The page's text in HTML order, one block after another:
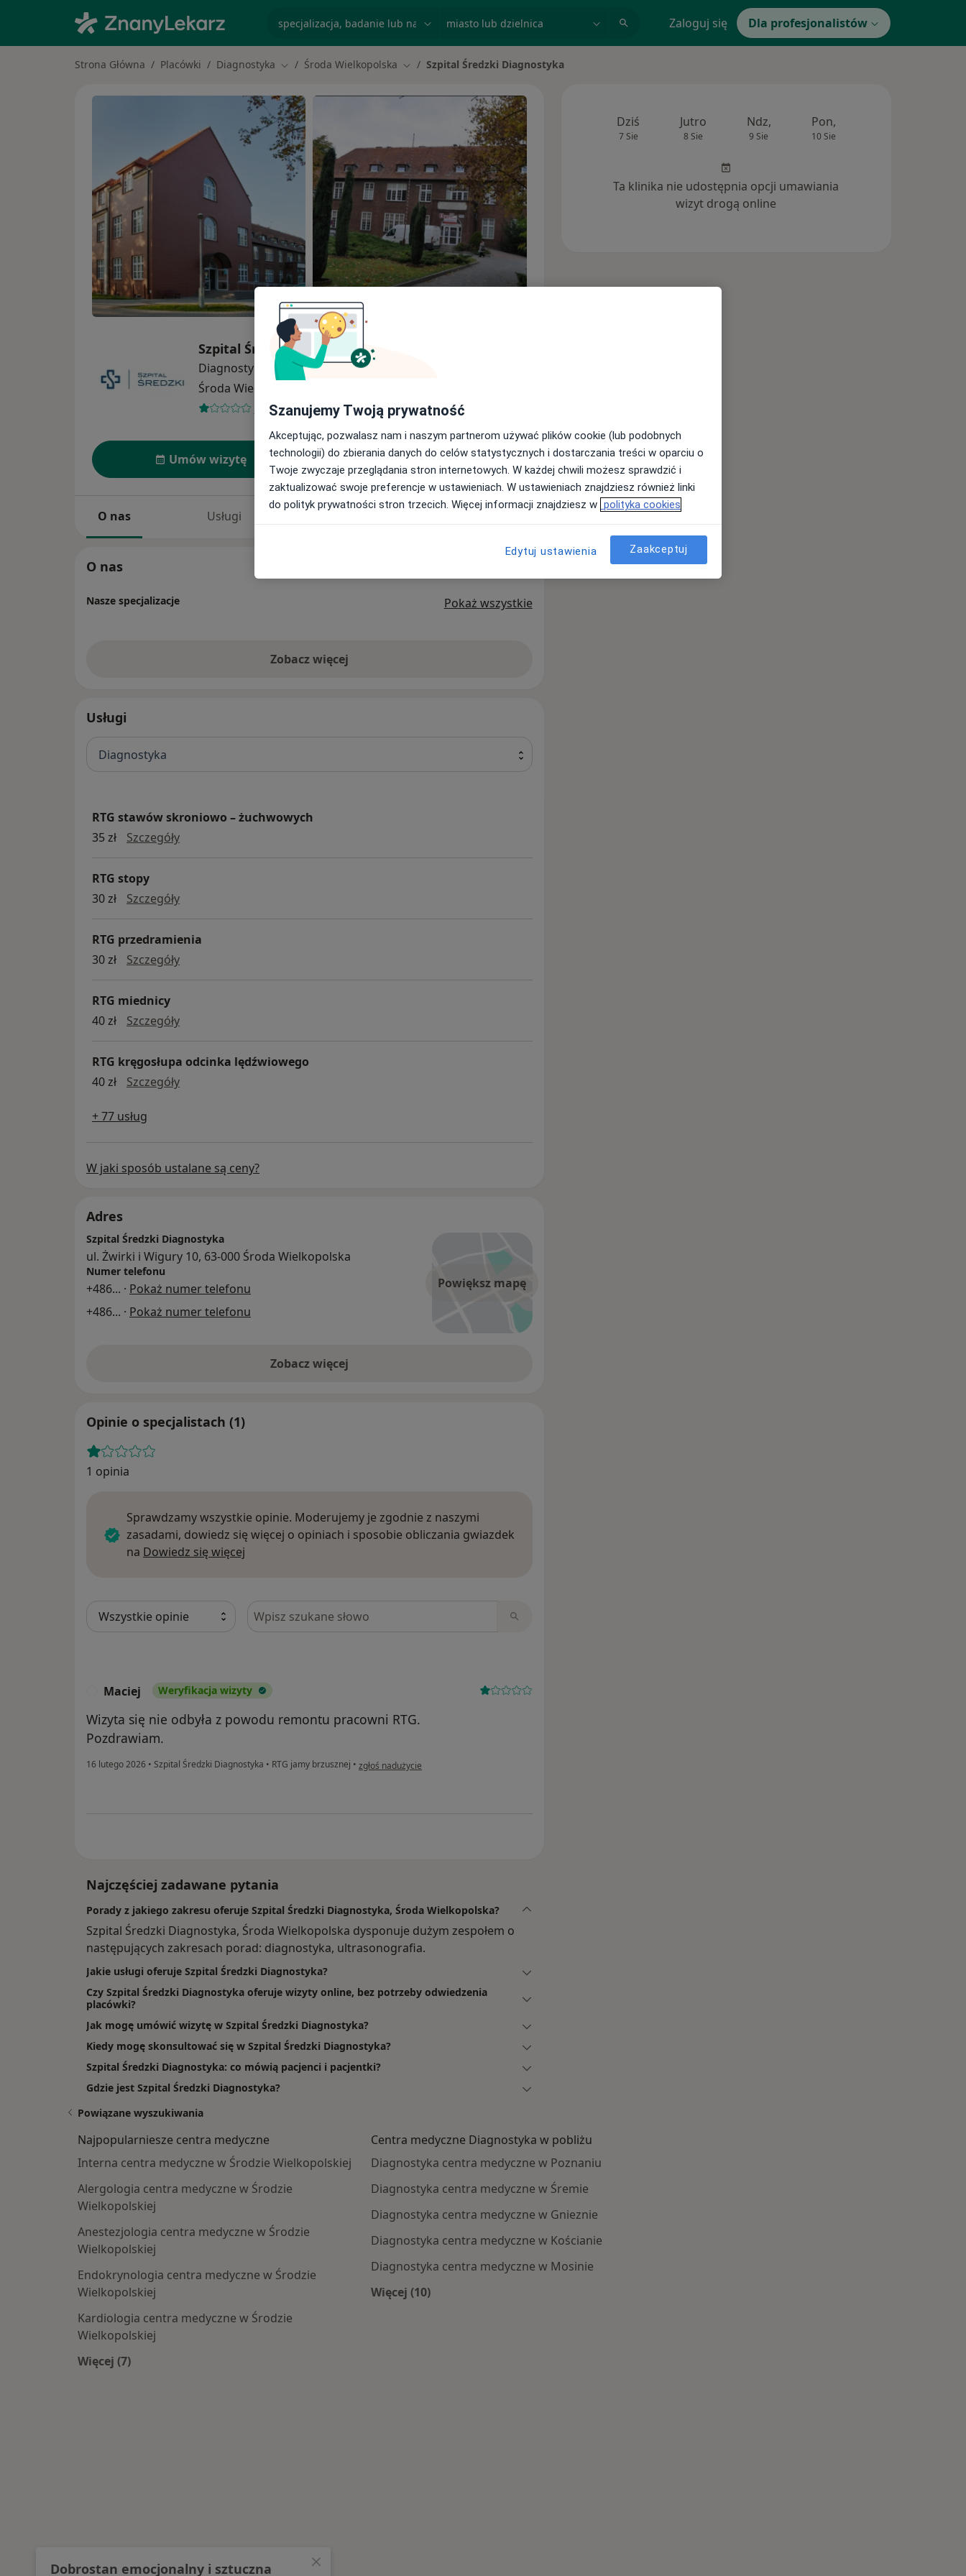
Zaloguj się Dla profesjonalistów
Strona Główna Placówki Diagnostyka Zmień miasto
Środa Wielkopolska Zmień miasto
Szpital Średzki Diagnostyka
Szpital Średzki Diagnostyka
Diagnostyka
więcej
Środa Wielkopolska
1 opinia
Umów wizytę Wyślij wiadomość
O nas Usługi
O nas
Nasze specjalizacje Pokaż wszystkie
Zobacz więcej
Usługi
Diagnostyka
RTG stawów skroniowo – żuchwowych
35 zł
SzczegółyRTG stawów skroniowo – żuchwowych
RTG stopy
30 zł
SzczegółyRTG stopy
RTG przedramienia
30 zł
SzczegółyRTG przedramienia
RTG miednicy
40 zł
SzczegółyRTG miednicy
RTG kręgosłupa odcinka lędźwiowego
40 zł
SzczegółyRTG kręgosłupa odcinka lędźwiowego
+ 77 usług
W jaki sposób ustalane są ceny?
Adres
Powiększ mapę
Szpital Średzki Diagnostyka
ul. Żwirki i Wigury 10, 63-000 Środa Wielkopolska
Numer telefonu
+486... · Pokaż numer telefonu
+486... · Pokaż numer telefonu
Zobacz więcej
Opinie o specjalistach (1)
1 opinia
Sprawdzamy wszystkie opinie. Moderujemy je zgodnie z naszymi
zasadami, dowiedz się więcej o opiniach i sposobie obliczania gwiazdek
na Dowiedz się więcej
Szukaj w opiniach
Maciej Weryfikacja wizyty
Wizyta się nie odbyła z powodu remontu pracowni RTG.
Pozdrawiam.
16 lutego 2026 • Szpital Średzki Diagnostyka • RTG jamy brzusznej • w opinii użytkownika Maciej
zgłoś nadużycie
Najczęściej zadawane pytania
Porady z jakiego zakresu oferuje Szpital Średzki Diagnostyka, Środa Wielkopolska?
Szpital Średzki Diagnostyka, Środa Wielkopolska dysponuje dużym zespołem o
następujących zakresach porad: diagnostyka, ultrasonografia.
Jakie usługi oferuje Szpital Średzki Diagnostyka?
Czy Szpital Średzki Diagnostyka oferuje wizyty online, bez potrzeby odwiedzenia
placówki?
Jak mogę umówić wizytę w Szpital Średzki Diagnostyka?
Kiedy mogę skonsultować się w Szpital Średzki Diagnostyka?
Szpital Średzki Diagnostyka: co mówią pacjenci i pacjentki?
Gdzie jest Szpital Średzki Diagnostyka?
Dziś
7 Sie
Jutro
8 Sie
Ndz,
9 Sie
Pon,
10 Sie
Ta klinika nie udostępnia opcji umawiania
wizyt drogą online
Powiązane wyszukiwania
Najpopularniesze centra medyczne
Interna centra medyczne w Środzie Wielkopolskiej
Alergologia centra medyczne w Środzie
Wielkopolskiej
Anestezjologia centra medyczne w Środzie
Wielkopolskiej
Endokrynologia centra medyczne w Środzie
Wielkopolskiej
Kardiologia centra medyczne w Środzie
Wielkopolskiej
Więcej (7)
Centra medyczne Diagnostyka w pobliżu
Diagnostyka centra medyczne w Poznaniu
Diagnostyka centra medyczne w Śremie
Diagnostyka centra medyczne w Gnieznie
Diagnostyka centra medyczne w Kościanie
Diagnostyka centra medyczne w Mosinie
Więcej (10)
Szanujemy Twoją prywatność
Akceptując, pozwalasz nam i naszym partnerom używać plików cookie (lub podobnych
technologii) do zbierania danych do celów statystycznych i dostarczania treści w oparciu o
Twoje zwyczaje przeglądania stron internetowych. W każdej chwili możesz sprawdzić i
zaktualizować swoje preferencje w ustawieniach. W ustawieniach znajdziesz również linki
do polityk prywatności stron trzecich. Więcej informacji znajdziesz w polityka cookies
Edytuj ustawienia Zaakceptuj
Dobrostan emocjonalny i sztuczna